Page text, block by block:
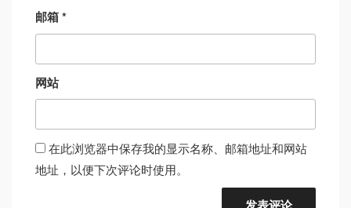
邮箱*
网站
在此浏览器中保存我的显示名称、邮箱地址和网站
地址，以便下次评论时使用。